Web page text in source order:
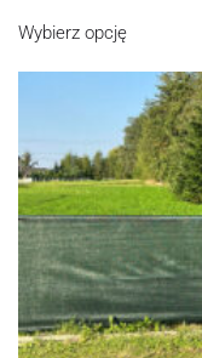
Wybierz opcję